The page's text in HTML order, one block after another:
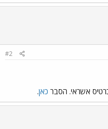
#2
אשראי. הסבר כאן.